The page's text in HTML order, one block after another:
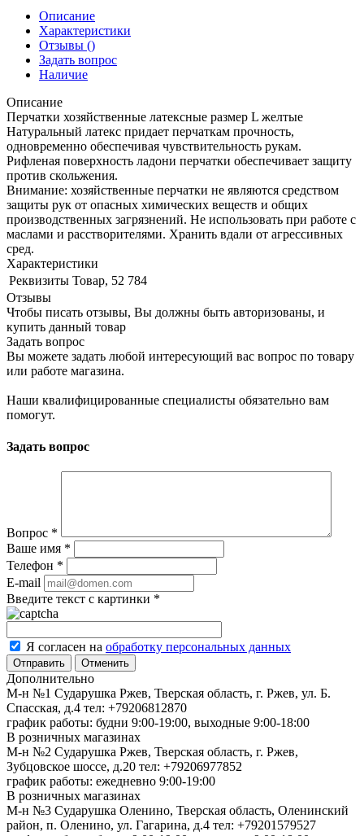
Описание
Характеристики
Отзывы ()
Задать вопрос
Наличие
Описание
Перчатки хозяйственные латексные размер L желтые
Натуральный латекс придает перчаткам прочность,
одновременно обеспечивая чувствительность рукам.
Рифленая поверхность ладони перчатки обеспечивает защиту
против скольжения.
Внимание: хозяйственные перчатки не являются средством
защиты рук от опасных химических веществ и общих
производственных загрязнений. Не использовать при работе с
маслами и расстворителями. Хранить вдали от агрессивных
сред.
Характеристики
Реквизиты Товар, 52 784
Отзывы
Чтобы писать отзывы, Вы должны быть авторизованы, и
купить данный товар
Задать вопрос
Вы можете задать любой интересующий вас вопрос по товару
или работе магазина.
Наши квалифицированные специалисты обязательно вам
помогут.
Задать вопрос
Вопрос *
Ваше имя *
Телефон *
E-mail
Введите текст с картинки *
Я согласен на обработку персональных данных
Отменить
Дополнительно
М-н №1 Сударушка Ржев, Тверская область, г. Ржев, ул. Б.
Спасская, д.4 тел: +79206812870
график работы: будни 9:00-19:00, выходные 9:00-18:00
В розничных магазинах
М-н №2 Cударушка Ржев, Тверская область, г. Ржев,
Зубцовское шоссе, д.20 тел: +79206977852
график работы: ежедневно 9:00-19:00
В розничных магазинах
М-н №3 Сударушка Оленино, Тверская область, Оленинский
район, п. Оленино, ул. Гагарина, д.4 тел: +79201579527